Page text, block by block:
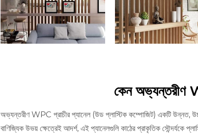
কেন অভ্যন্তরীণ
অভ্যন্তরীণ WPC প্রাচীর প্যানেল (উড প্লাস্টিক কম্পোজিট) একটি উন্নত, উচ্চ-
বাণিজ্যিক উভয় ক্ষেত্রেই আদর্শ, এই প্যানেলগুলি কাঠের প্রাকৃতিক সৌন্দর্যকে